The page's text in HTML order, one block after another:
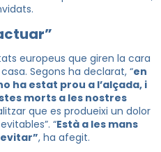
europeus que giren la cara
Segons ha declarat, “en
ha estat prou a l’alçada, i
morts a les nostres
que es produeixi un dolor
“Està a les mans
, ha afegit.